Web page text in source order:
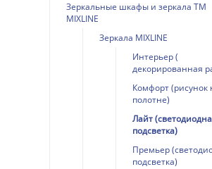
Зеркальные шкафы и зеркала ТМ
MIXLINE
Зеркала MIXLINE
Интерьер (
декорированная
Комфорт (рисунок
полотне)
Лайт
подсветка)
Премьер
подсветка)